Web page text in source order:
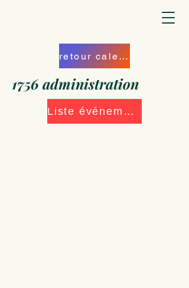
retour calendrier
1756 administration
Liste événements